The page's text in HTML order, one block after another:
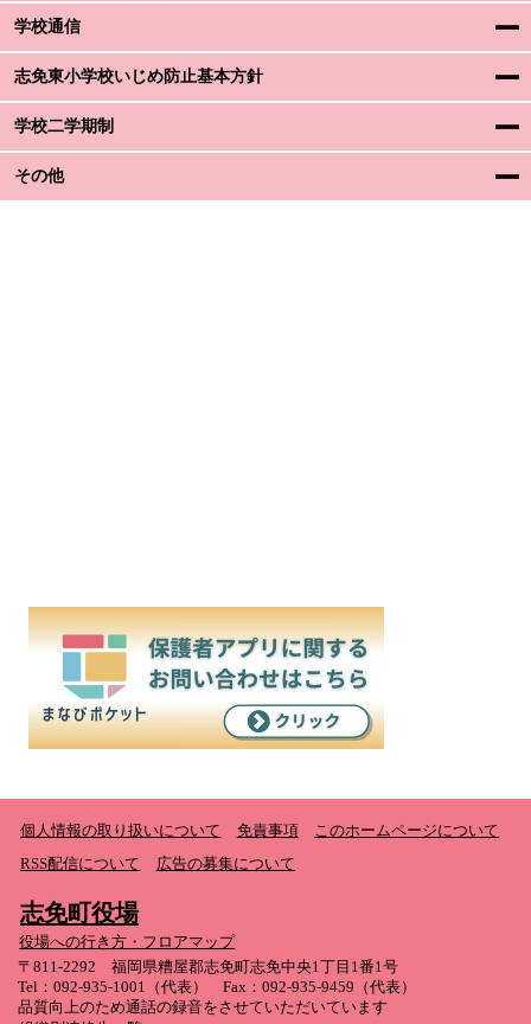
学校通信
志免東小学校いじめ防止基本方針
学校二学期制
その他
個人情報の取り扱いについて 免責事項
このホームページについて
RSS配信について
広告の募集について
志免町役場
役場への行き方・フロアマップ
〒811-2292 福岡県糟屋郡志免町志免中央1丁目1番1号
Tel：092-935-1001（代表） Fax：092-935-9459（代表）
品質向上のため通話の録音をさせていただいています